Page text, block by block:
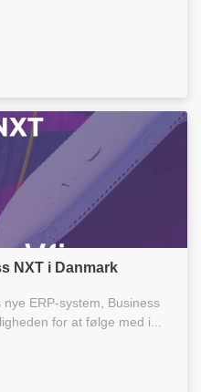
NXT i Danmark
ERP-system, Business
for at følge med i...